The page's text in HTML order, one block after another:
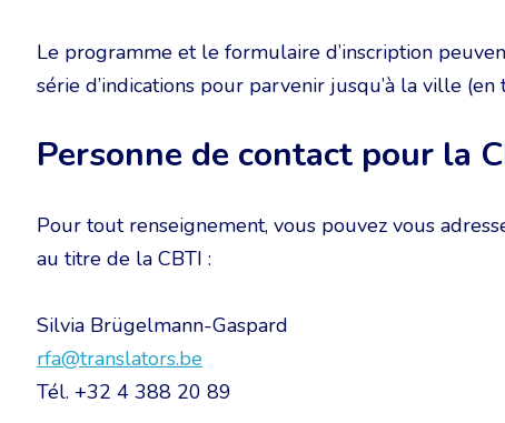
Le programme et le formulaire d’inscription
série d’indications pour parvenir jusqu’à la ville
Personne de contact pour la
Pour tout renseignement, vous pouvez vous
au titre de la CBTI :
Silvia Brügelmann-Gaspard
rfa@translators.be
Tél. +32 4 388 20 89